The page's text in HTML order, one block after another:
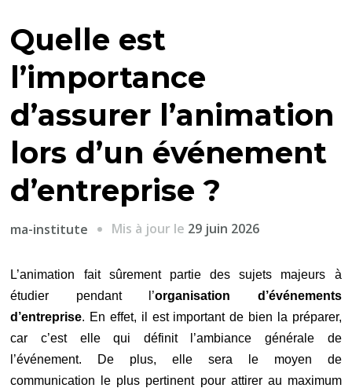
Quelle est
l’importance
d’assurer l’animation
lors d’un événement
d’entreprise ?
ma-institute Mis à jour le 29 juin 2026
L’animation fait sûrement partie des sujets majeurs à
étudier pendant l’organisation d’événements
d’entreprise. En effet, il est important de bien la préparer,
car c’est elle qui définit l’ambiance générale de
l’événement. De plus, elle sera le moyen de
communication le plus pertinent pour attirer au maximum